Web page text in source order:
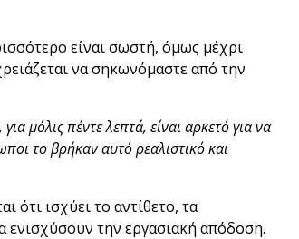
είναι σωστή, όμως μέχρι
να σηκωνόμαστε από την
μόλις πέντε λεπτά, είναι αρκετό για να
το βρήκαν αυτό ρεαλιστικό και
ότι ισχύει το αντίθετο, τα
ενισχύσουν την εργασιακή απόδοση.